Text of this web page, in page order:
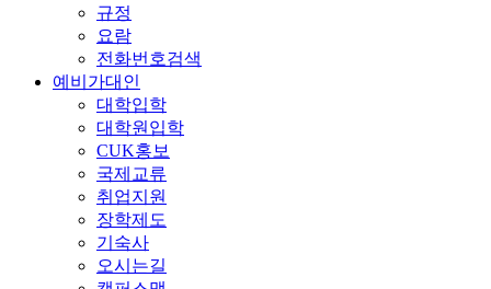
규정
요람
전화번호검색
예비가대인
대학입학
대학원입학
CUK홍보
국제교류
취업지원
장학제도
기숙사
오시는길